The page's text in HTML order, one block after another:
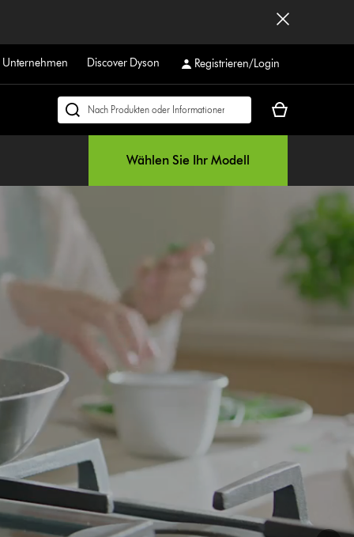
Unternehmen Discover Dyson Registrieren/Login
Dyson.ch
Dein
Wählen Sie Ihr Modell